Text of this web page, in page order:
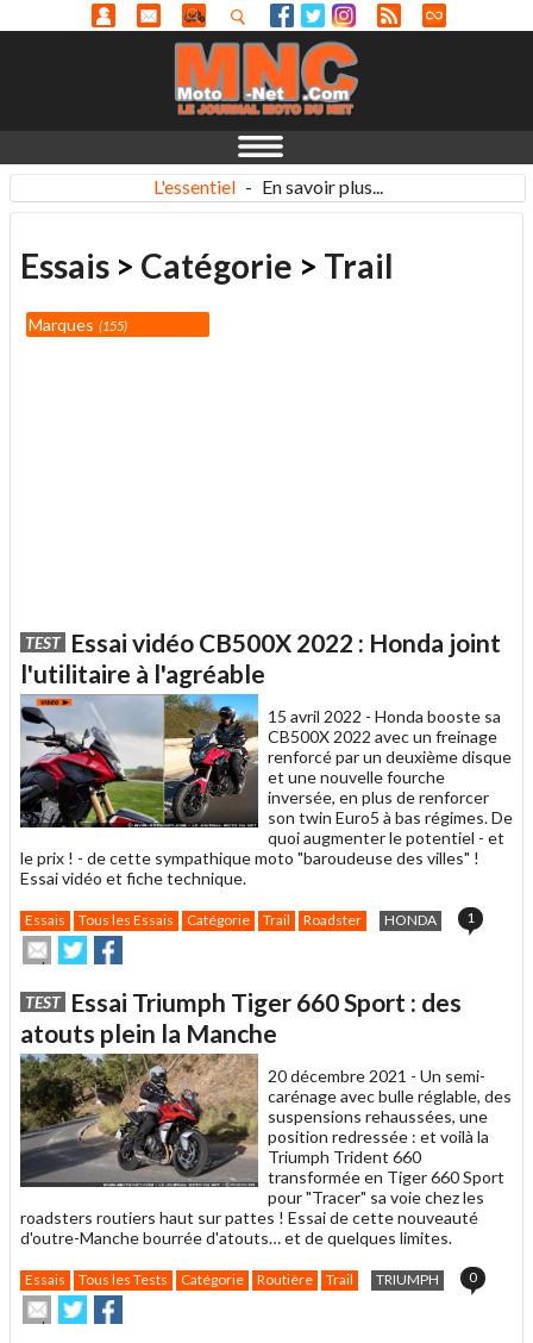
L'essentiel - En savoir plus...
Essais > Catégorie > Trail
Marques 155
TEST Essai vidéo CB500X 2022 : Honda joint
l'utilitaire à l'agréable
15 avril 2022 - Honda booste sa
CB500X 2022 avec un freinage
renforcé par un deuxième disque
et une nouvelle fourche
inversée, en plus de renforcer
son twin Euro5 à bas régimes. De
quoi augmenter le potentiel - et
le prix ! - de cette sympathique moto "baroudeuse des villes" !
Essai vidéo et fiche technique.
Essais Tous les Essais Catégorie Trail Roadster HONDA 1
Envoyer
cet
à
un
ami
Partager
sur
sur
TEST Essai Triumph Tiger 660 Sport : des
atouts plein la Manche
20 décembre 2021 - Un semi-
carénage avec bulle réglable, des
suspensions rehaussées, une
position redressée : et voilà la
Triumph Trident 660
transformée en Tiger 660 Sport
pour "Tracer" sa voie chez les
roadsters routiers haut sur pattes ! Essai de cette nouveauté
d'outre-Manche bourrée d'atouts… et de quelques limites.
Essais Tous les Tests Catégorie Routière Trail TRIUMPH 0
Envoyer
cet
Partager
sur
sur